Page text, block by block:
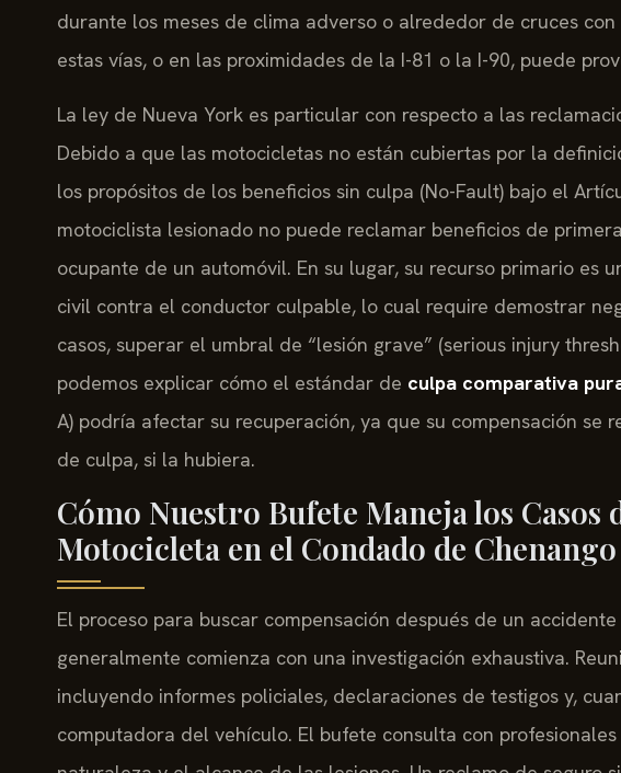
durante los meses de clima adverso o alrededor de cruces
estas vías, o en las proximidades de la I-81 o la I-90, puede
La ley de Nueva York es particular con respecto a las
Debido a que las motocicletas no están cubiertas por la
los propósitos de los beneficios sin culpa (No-Fault) bajo el
motociclista lesionado no puede reclamar beneficios de
ocupante de un automóvil. En su lugar, su recurso primario es
civil contra el conductor culpable, lo cual require demostrar
casos, superar el umbral de “lesión grave” (serious injury
podemos explicar cómo el estándar de culpa comparativa
A) podría afectar su recuperación, ya que su compensación se
de culpa, si la hubiera.
Cómo Nuestro Bufete Maneja los Casos
Motocicleta en el Condado de Chenango
El proceso para buscar compensación después de un
generalmente comienza con una investigación exhaustiva.
incluyendo informes policiales, declaraciones de testigos y,
computadora del vehículo. El bufete consulta con